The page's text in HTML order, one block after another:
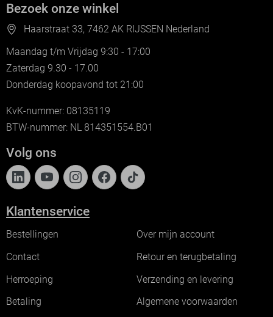
Bezoek onze winkel
Haarstraat 33, 7462 AK RIJSSEN Nederland
Maandag t/m Vrijdag 9:30 - 17:00
Zaterdag 9.30 - 17.00
Donderdag koopavond tot 21:00
KvK-nummer: 08135119
BTW-nummer: NL 814351554.B01
Volg ons
Klantenservice
Bestellingen
Over mijn account
Contact
Retour en terugbetaling
Herroeping
Verzending en levering
Betaling
Algemene voorwaarden